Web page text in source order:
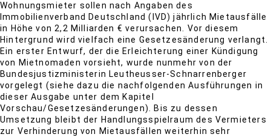
Wohnungsmieter sollen nach Angaben des
Immobilienverband Deutschland (IVD) jährlich Mietausfälle
in Höhe von 2,2 Milliarden € verursachen. Vor diesem
Hintergrund wird vielfach eine Gesetzesänderung verlangt.
Ein erster Entwurf, der die Erleichterung einer Kündigung
von Mietnomaden vorsieht, wurde nunmehr von der
Bundesjustizministerin Leutheusser-Schnarrenberger
vorgelegt (siehe dazu die nachfolgenden Ausführungen in
dieser Ausgabe unter dem Kapitel
Vorschau/Gesetzesänderungen). Bis zu dessen
Umsetzung bleibt der Handlungsspielraum des Vermieters
zur Verhinderung von Mietausfällen weiterhin sehr